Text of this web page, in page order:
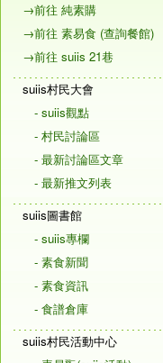
→前往 純素購
→前往 素易食 (查詢餐館)
→前往 suiis 21巷
suiis村民大會
- suiis觀點
- 村民討論區
- 最新討論區文章
- 最新推文列表
suiis圖書館
- suiis專欄
- 素食新聞
- 素食資訊
- 食譜倉庫
suiis村民活動中心